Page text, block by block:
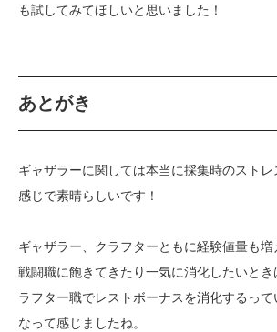
も試してみてほしいと思いました！
あとがき
ギャザラーに関しては本当に採集時のスト
感じで素晴らしいです！
ギャザラー、クラフターともに経験値量も増
戦闘職に飽きてきたり一気に消化したいとき
ラフター職でレストボーナスを消化するっ
なって感じましたね。